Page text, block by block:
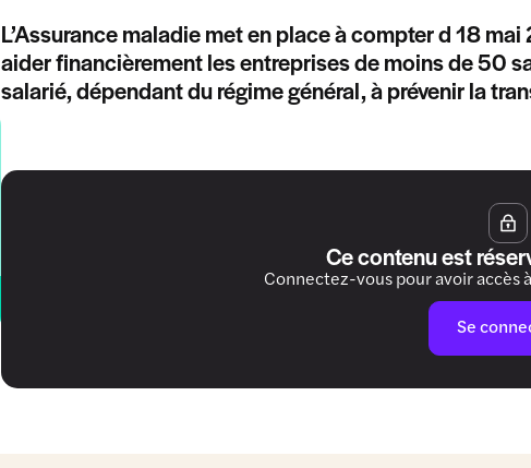
L’Assurance maladie met en place à compter d 18
aider financièrement les entreprises de moins de 50
salarié, dépendant du régime général, à prévenir la
Ce contenu est
Connectez-vous pour avoir accès
Se